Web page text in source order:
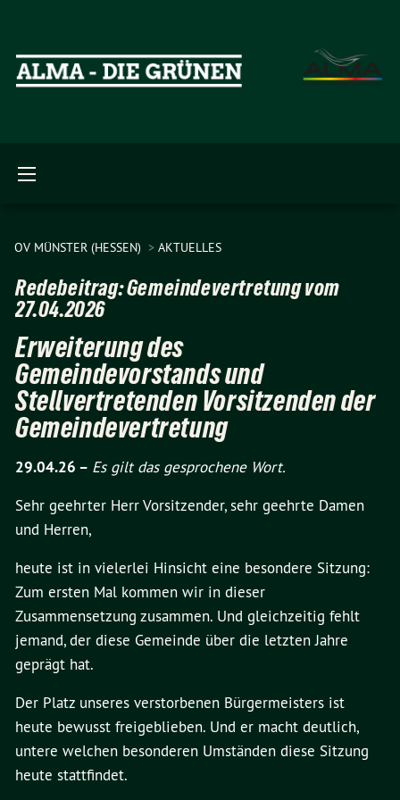
OV MÜNSTER (HESSEN) AKTUELLES
Redebeitrag: Gemeindevertretung vom
27.04.2026
Erweiterung des
Gemeindevorstands und
Stellvertretenden Vorsitzenden der
Gemeindevertretung
29.04.26 – Es gilt das gesprochene Wort.
Sehr geehrter Herr Vorsitzender, sehr geehrte Damen
und Herren,
heute ist in vielerlei Hinsicht eine besondere Sitzung:
Zum ersten Mal kommen wir in dieser
Zusammensetzung zusammen. Und gleichzeitig fehlt
jemand, der diese Gemeinde über die letzten Jahre
geprägt hat.
Der Platz unseres verstorbenen Bürgermeisters ist
heute bewusst freigeblieben. Und er macht deutlich,
untere welchen besonderen Umständen diese Sitzung
heute stattfindet.